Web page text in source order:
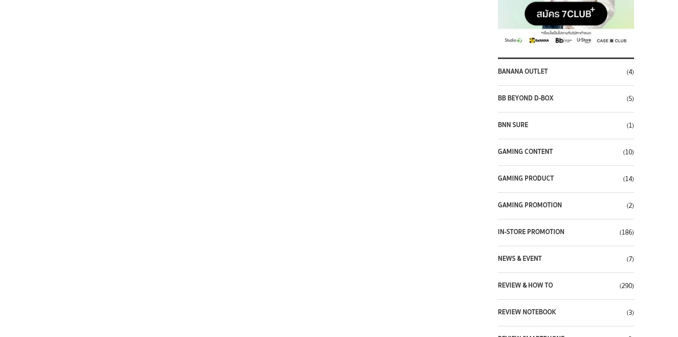
BANANA OUTLET (4)
BB BEYOND D-BOX (5)
BNN SURE (1)
GAMING CONTENT (10)
GAMING PRODUCT (14)
GAMING PROMOTION (2)
IN-STORE PROMOTION (186)
NEWS & EVENT (7)
REVIEW & HOW TO (290)
REVIEW NOTEBOOK (3)